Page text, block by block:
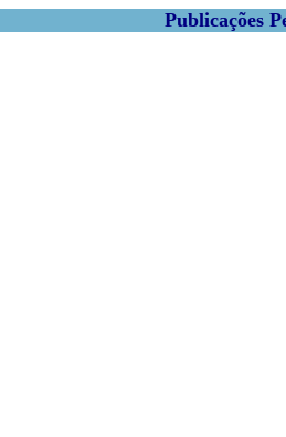
Publicações